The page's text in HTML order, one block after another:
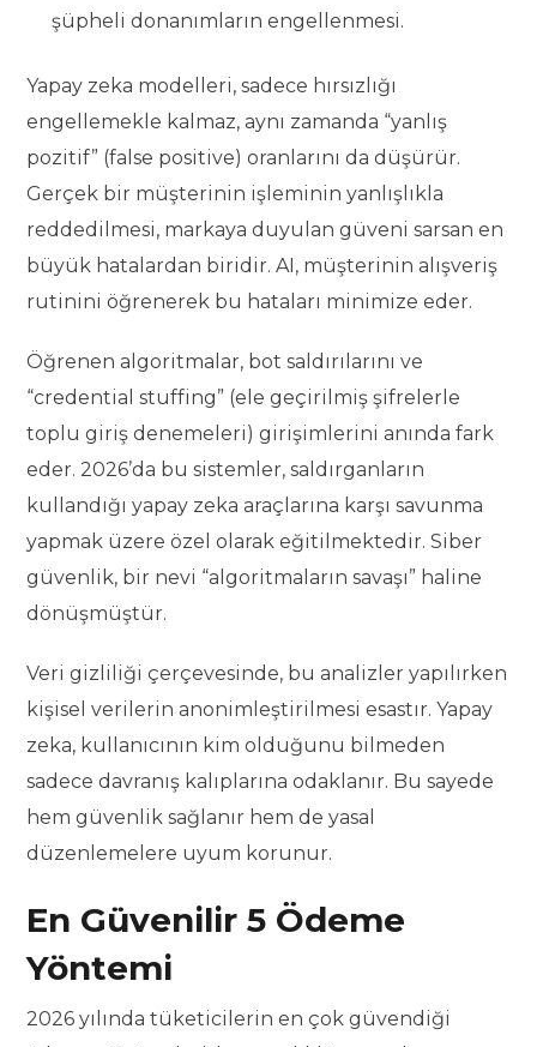
şüpheli donanımların engellenmesi.
Yapay zeka modelleri, sadece hırsızlığı
engellemekle kalmaz, aynı zamanda “yanlış
pozitif” (false positive) oranlarını da düşürür.
Gerçek bir müşterinin işleminin yanlışlıkla
reddedilmesi, markaya duyulan güveni sarsan en
büyük hatalardan biridir. AI, müşterinin alışveriş
rutinini öğrenerek bu hataları minimize eder.
Öğrenen algoritmalar, bot saldırılarını ve
“credential stuffing” (ele geçirilmiş şifrelerle
toplu giriş denemeleri) girişimlerini anında fark
eder. 2026’da bu sistemler, saldırganların
kullandığı yapay zeka araçlarına karşı savunma
yapmak üzere özel olarak eğitilmektedir. Siber
güvenlik, bir nevi “algoritmaların savaşı” haline
dönüşmüştür.
Veri gizliliği çerçevesinde, bu analizler yapılırken
kişisel verilerin anonimleştirilmesi esastır. Yapay
zeka, kullanıcının kim olduğunu bilmeden
sadece davranış kalıplarına odaklanır. Bu sayede
hem güvenlik sağlanır hem de yasal
düzenlemelere uyum korunur.
En Güvenilir 5 Ödeme
Yöntemi
2026 yılında tüketicilerin en çok güvendiği